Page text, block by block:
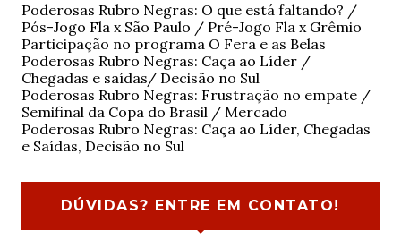
Poderosas Rubro Negras: O que está faltando? /
Pós-Jogo Fla x São Paulo / Pré-Jogo Fla x Grêmio
Participação no programa O Fera e as Belas
Poderosas Rubro Negras: Caça ao Líder /
Chegadas e saídas/ Decisão no Sul
Poderosas Rubro Negras: Frustração no empate /
Semifinal da Copa do Brasil / Mercado
Poderosas Rubro Negras: Caça ao Líder, Chegadas
e Saídas, Decisão no Sul
DÚVIDAS? ENTRE EM CONTATO!